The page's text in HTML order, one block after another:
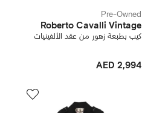
Pre-Owned
Roberto Cavalli Vintage
كيب بطبعة زهور من عقد الألفينيات
AED 2,994